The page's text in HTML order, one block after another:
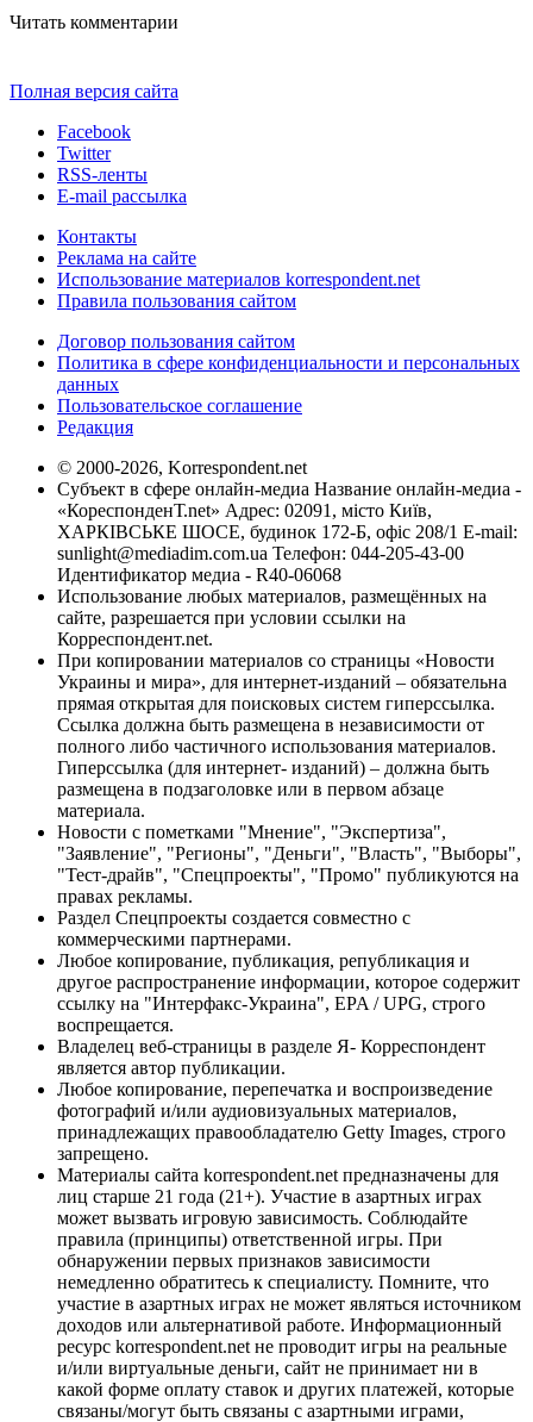
Читать комментарии
Полная версия сайта
Facebook
Twitter
RSS-ленты
E-mail рассылка
Контакты
Реклама на сайте
Использование материалов korrespondent.net
Правила пользования сайтом
Договор пользования сайтом
Политика в сфере конфиденциальности и персональных
данных
Пользовательское соглашение
Редакция
© 2000-2026, Korrespondent.net
Субъект в сфере онлайн-медиа Название онлайн-медиа -
«КореспонденТ.net» Адрес: 02091, місто Київ,
ХАРКІВСЬКЕ ШОСЕ, будинок 172-Б, офіс 208/1 E-mail:
sunlight@mediadim.com.ua Телефон: 044-205-43-00
Идентификатор медиа - R40-06068
Использование любых материалов, размещённых на
сайте, разрешается при условии ссылки на
Корреспондент.net.
При копировании материалов со страницы «Новости
Украины и мира», для интернет-изданий – обязательна
прямая открытая для поисковых систем гиперссылка.
Ссылка должна быть размещена в независимости от
полного либо частичного использования материалов.
Гиперссылка (для интернет- изданий) – должна быть
размещена в подзаголовке или в первом абзаце
материала.
Новости с пометками "Мнение", "Экспертиза",
"Заявление", "Регионы", "Деньги", "Власть", "Выборы",
"Тест-драйв", "Спецпроекты", "Промо" публикуются на
правах рекламы.
Раздел Спецпроекты создается совместно с
коммерческими партнерами.
Любое копирование, публикация, републикация и
другое распространение информации, которое содержит
ссылку на "Интерфакс-Украина", EPA / UPG, строго
воспрещается.
Владелец веб-страницы в разделе Я- Корреспондент
является автор публикации.
Любое копирование, перепечатка и воспроизведение
фотографий и/или аудиовизуальных материалов,
принадлежащих правообладателю Getty Images, строго
запрещено.
Материалы сайта korrespondent.net предназначены для
лиц старше 21 года (21+). Участие в азартных играх
может вызвать игровую зависимость. Соблюдайте
правила (принципы) ответственной игры. При
обнаружении первых признаков зависимости
немедленно обратитесь к специалисту. Помните, что
участие в азартных играх не может являться источником
доходов или альтернативой работе. Информационный
ресурс korrespondent.net не проводит игры на реальные
и/или виртуальные деньги, сайт не принимает ни в
какой форме оплату ставок и других платежей, которые
связаны/могут быть связаны с азартными играми,